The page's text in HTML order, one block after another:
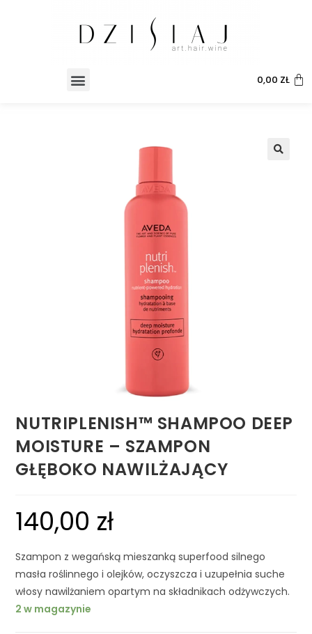
0,00 ZŁ
NUTRIPLENISH™ SHAMPOO DEEP
MOISTURE – SZAMPON
GŁĘBOKO NAWILŻAJĄCY
140,00 zł
Szampon z wegańską mieszanką superfood silnego
masła roślinnego i olejków, oczyszcza i uzupełnia suche
włosy nawilżaniem opartym na składnikach odżywczych.
2 w magazynie